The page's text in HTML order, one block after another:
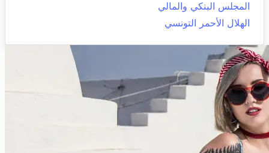
المجلس البنكي والمالي
الهلال الأحمر التونسي